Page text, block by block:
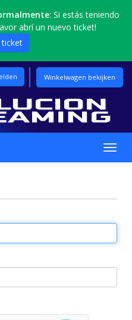
: Si estás teniendo
abrí un nuevo ticket!
ticket
Winkelwagen bekijken
in-/